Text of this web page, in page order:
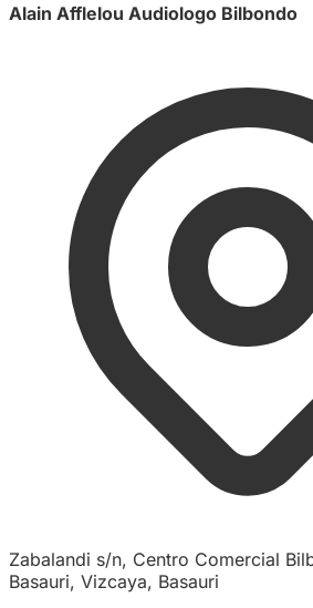
Alain Afflelou Audiologo Bilbondo
Zabalandi s/n, Centro Comercial
Basauri, Vizcaya, Basauri